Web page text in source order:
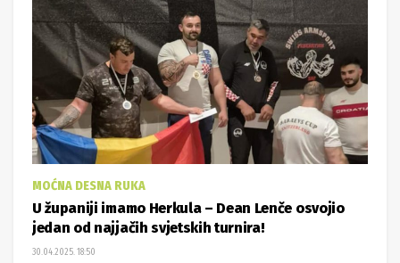
MOĆNA DESNA RUKA
U županiji imamo Herkula – Dean Lenče osvojio
jedan od najjačih svjetskih turnira!
30.04.2025. 18:50